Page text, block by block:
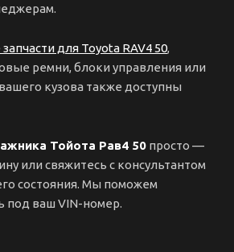
для Toyota RAV4 50,
ремни, блоки управления или
кузова также доступны
Тойота Рав4 50 просто —
или свяжитесь с консультантом
состояния. Мы поможем
под ваш VIN-номер.